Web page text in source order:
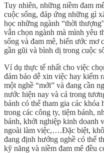
Tuy nhiên, những niềm đam
cuộc sống, đáp ứng những gì
học những ngành “thời
vẫn chọn ngành mà mình yêu
sống và đam mê, biến ước mơ
gần gũi và bình dị trong cuộc
Ví dụ thực tế nhất cho việc
đảm bảo dễ xin việc hay kiếm
một nghề “mới” và đang cần
nước hiện nay và cả trong
bánh có thể tham gia các khóa
trong các công ty, tiệm bánh,
bánh, khởi nghiệp kinh doanh
ngoài làm việc,….Đặc biệt,
đang định hướng nghề có thể
kỹ năng và niềm đam mê đều